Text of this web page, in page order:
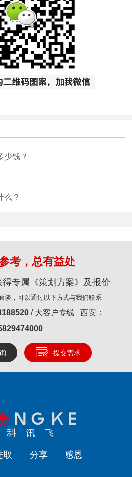
少钱？
么？
考，总有益处
专属《策划方案》及报价
谈，可以通过以下方式与我们联系
/ 大客户专线 西安：
提交需求
取 分享 感恩